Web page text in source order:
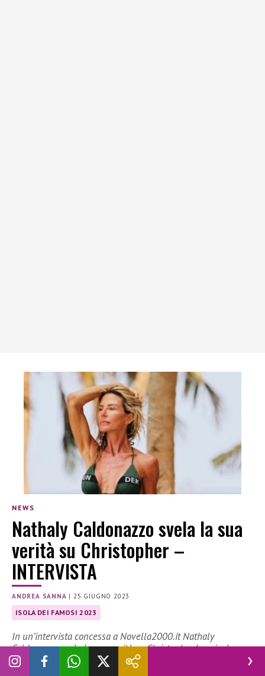
NEWS
Nathaly Caldonazzo svela la sua
verità su Christopher –
INTERVISTA
ANDREA SANNA |25 GIUGNO 2023
ISOLA DEI FAMOSI 2023
In un’intervista concessa a Novella2000.it Nathaly
Caldonazzo svela la sua verità su Christopher Leoni e le
accuse ricevute